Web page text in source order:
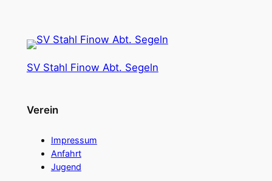
SV Stahl Finow Abt. Segeln
Verein
Impressum
Anfahrt
Jugend